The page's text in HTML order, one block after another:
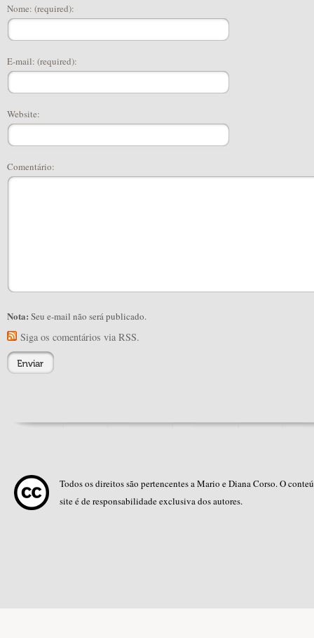
Nome: (required):
E-mail: (required):
Website:
Comentário:
Nota: Seu e-mail não será publicado.
Siga os comentários via RSS.
Todos os direitos são pertencentes a Mario e Diana Corso. O
site é de responsabilidade exclusiva dos autores.